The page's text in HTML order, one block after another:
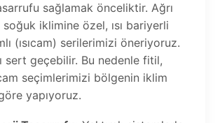
sağlamak önceliktir. Ağrı
iklimine özel, ısı bariyerli
(ısıcam) serilerimizi öneriyoruz.
sert geçebilir. Bu nedenle fitil,
seçimlerimizi bölgenin iklim
yapıyoruz.